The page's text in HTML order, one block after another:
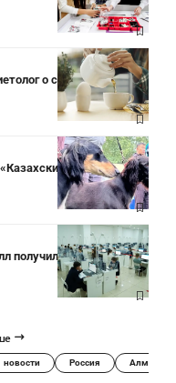
о самом
тазы»
получил абитуриент из
новости Россия Алматы